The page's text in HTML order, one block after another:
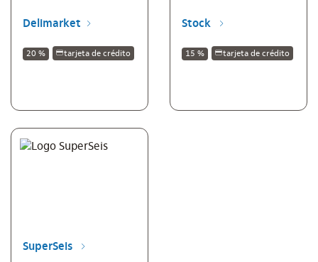
Delimarket
20 % tarjeta de crédito
Stock
15 % tarjeta de crédito
SuperSeis